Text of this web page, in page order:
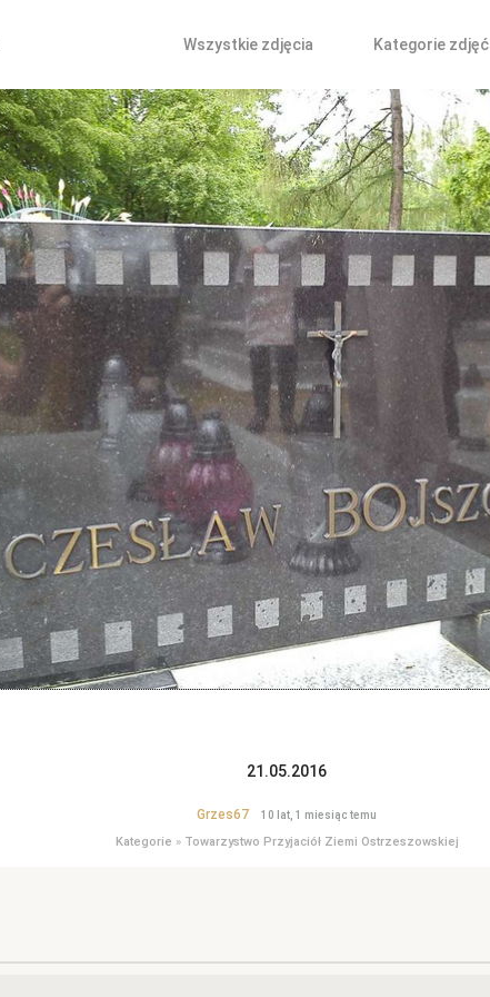
Wszystkie zdjęcia Kategorie zdjęć
21.05.2016
Grzes67 10 lat, 1 miesiąc temu
Kategorie » Towarzystwo Przyjaciół Ziemi Ostrzeszowskiej